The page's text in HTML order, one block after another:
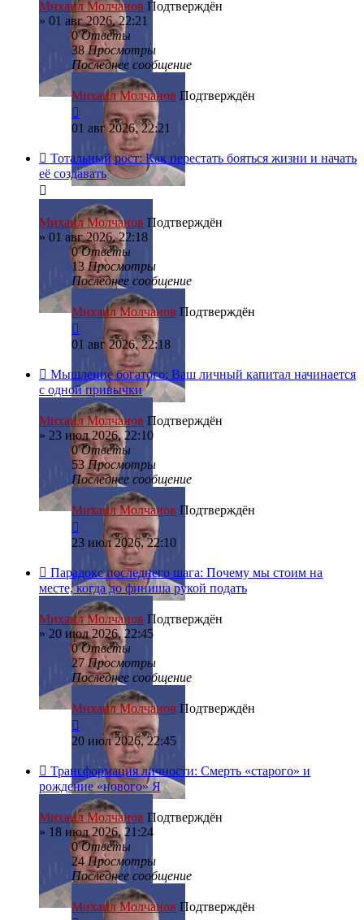
Михаил Молчанов Подтверждён
» 01 авг 2026, 22:21
0Ответы
38Просмотры
Последнее сообщение
Михаил Молчанов Подтверждён
01 авг 2026, 22:21
Тотальный рост: Как перестать бояться жизни и начать
её создавать
Михаил Молчанов Подтверждён
» 01 авг 2026, 22:18
0Ответы
13Просмотры
Последнее сообщение
Михаил Молчанов Подтверждён
01 авг 2026, 22:18
Мышление богатого: Ваш личный капитал начинается
с одной привычки
Михаил Молчанов Подтверждён
» 23 июл 2026, 22:10
0Ответы
53Просмотры
Последнее сообщение
Михаил Молчанов Подтверждён
23 июл 2026, 22:10
Парадокс последнего шага: Почему мы стоим на
месте, когда до финиша рукой подать
Михаил Молчанов Подтверждён
» 20 июл 2026, 22:45
0Ответы
27Просмотры
Последнее сообщение
Михаил Молчанов Подтверждён
20 июл 2026, 22:45
Трансформация личности: Смерть «старого» и
рождение «нового» Я
Михаил Молчанов Подтверждён
» 18 июл 2026, 21:24
0Ответы
24Просмотры
Последнее сообщение
Михаил Молчанов Подтверждён